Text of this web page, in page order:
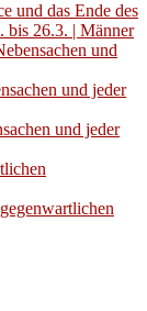
und das Ende des
bis 26.3. | Männer
und
und jeder
und jeder